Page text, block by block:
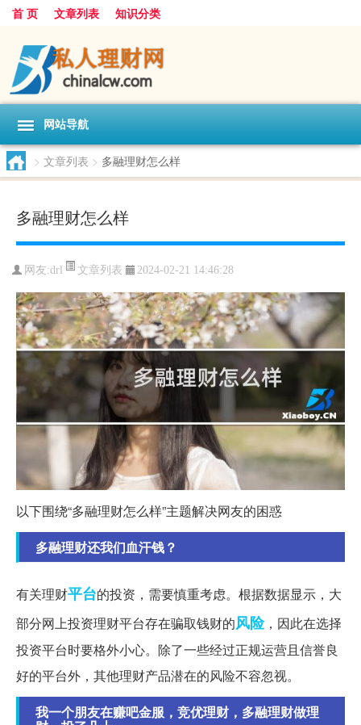
首 页 文章列表 知识分类
网站导航
> 文章列表 > 多融理财怎么样
多融理财怎么样
网友:drl 文章列表 2024-02-21 14:46:28
以下围绕“多融理财怎么样”主题解决网友的困惑
多融理财还我们血汗钱？
有关理财平台的投资，需要慎重考虑。根据数据显示，大
部分网上投资理财平台存在骗取钱财的风险，因此在选择
投资平台时要格外小心。除了一些经过正规运营且信誉良
好的平台外，其他理财产品潜在的风险不容忽视。
我一个朋友在赚吧金服，竞优理财，多融理财做理